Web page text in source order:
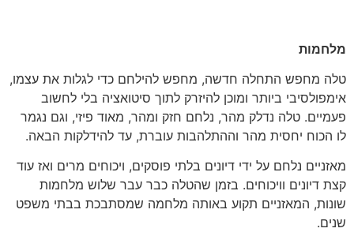
מלחמות
טלה מחפש התחלה חדשה, מחפש להילחם כדי לגלות את עצמו,
אימפולסיבי ביותר ומוכן להיזרק לתוך סיטואציה בלי לחשוב
פעמיים. טלה נדלק מהר, נלחם חזק ומהר, מאוד פיזי, וגם נגמר
לו הכוח יחסית מהר וההתלהבות עוברת, עד להידלקות הבאה.
מאזניים נלחם על ידי דיונים בלתי פוסקים, ויכוחים מרים ואז עוד
קצת דיונים וויכוחים. בזמן שהטלה כבר עבר שלוש מלחמות
שונות, המאזניים תקוע באותה מלחמה שמסתבכת בבתי משפט
שנים.